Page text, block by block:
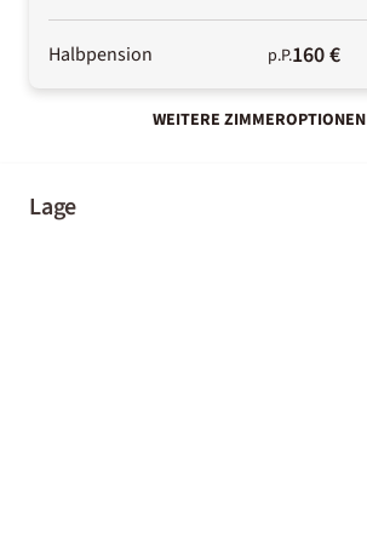
Halbpension p.P.160 €
WEITERE ZIMMEROPTIONEN
Lage